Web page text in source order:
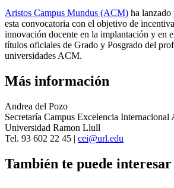
Aristos Campus Mundus (ACM) ha lanzado
esta convocatoria con el objetivo de
innovación docente en la implantación y en
títulos oficiales de Grado y Posgrado del
universidades ACM.
Más información
Andrea del Pozo
Secretaría Campus Excelencia Internacional
Universidad Ramon Llull
Tel. 93 602 22 45 | cei@url.edu
También te puede interesar